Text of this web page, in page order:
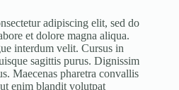
adipiscing elit, sed do
et dolore magna aliqua.
interdum velit. Cursus in
sagittis purus. Dignissim
Maecenas pharetra convallis
enim blandit volutpat